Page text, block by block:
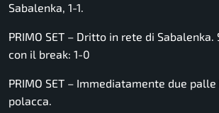
Sabalenka, 1-1.
PRIMO SET – Dritto in rete di
con il break: 1-0
PRIMO SET – Immediatamente due
polacca.